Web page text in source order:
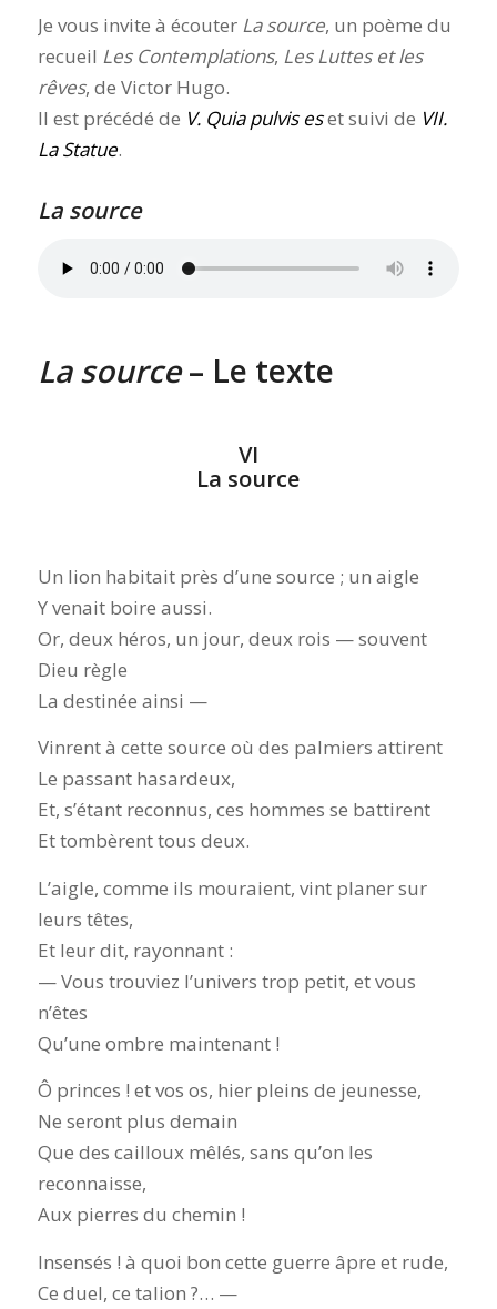
Je vous invite à écouter La source, un poème du
recueil Les Contemplations, Les Luttes et les
rêves, de Victor Hugo.
Il est précédé de V. Quia pulvis eset suivi de VII.
La Statue.
La source
La source– Le texte
VI
La source
Un lion habitait près d’une source ; un aigle
Y venait boire aussi.
Or, deux héros, un jour, deux rois — souvent
Dieu règle
La destinée ainsi —
Vinrent à cette source où des palmiers attirent
Le passant hasardeux,
Et, s’étant reconnus, ces hommes se battirent
Et tombèrent tous deux.
L’aigle, comme ils mouraient, vint planer sur
leurs têtes,
Et leur dit, rayonnant :
— Vous trouviez l’univers trop petit, et vous
n’êtes
Qu’une ombre maintenant !
Ô princes ! et vos os, hier pleins de jeunesse,
Ne seront plus demain
Que des cailloux mêlés, sans qu’on les
reconnaisse,
Aux pierres du chemin !
Insensés ! à quoi bon cette guerre âpre et rude,
Ce duel, ce talion ?… —